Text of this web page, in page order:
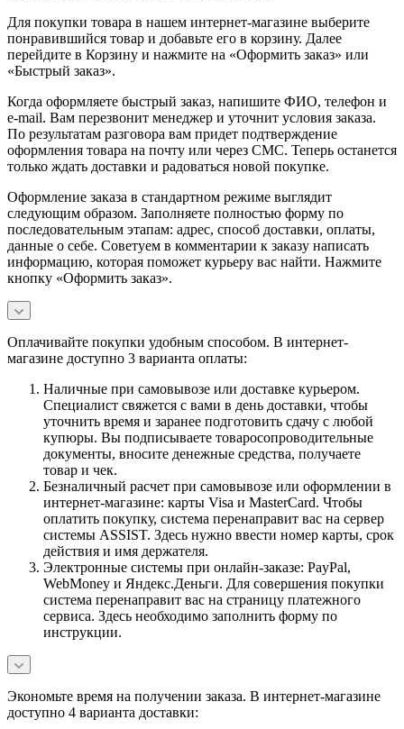
Для покупки товара в нашем интернет-магазине выберите
понравившийся товар и добавьте его в корзину. Далее
перейдите в Корзину и нажмите на «Оформить заказ» или
«Быстрый заказ».
Когда оформляете быстрый заказ, напишите ФИО, телефон и
e-mail. Вам перезвонит менеджер и уточнит условия заказа.
По результатам разговора вам придет подтверждение
оформления товара на почту или через СМС. Теперь останется
только ждать доставки и радоваться новой покупке.
Оформление заказа в стандартном режиме выглядит
следующим образом. Заполняете полностью форму по
последовательным этапам: адрес, способ доставки, оплаты,
данные о себе. Советуем в комментарии к заказу написать
информацию, которая поможет курьеру вас найти. Нажмите
кнопку «Оформить заказ».
Оплачивайте покупки удобным способом. В интернет-
магазине доступно 3 варианта оплаты:
Наличные при самовывозе или доставке курьером.
Специалист свяжется с вами в день доставки, чтобы
уточнить время и заранее подготовить сдачу с любой
купюры. Вы подписываете товаросопроводительные
документы, вносите денежные средства, получаете
товар и чек.
Безналичный расчет при самовывозе или оформлении в
интернет-магазине: карты Visa и MasterCard. Чтобы
оплатить покупку, система перенаправит вас на сервер
системы ASSIST. Здесь нужно ввести номер карты, срок
действия и имя держателя.
Электронные системы при онлайн-заказе: PayPal,
WebMoney и Яндекс.Деньги. Для совершения покупки
система перенаправит вас на страницу платежного
сервиса. Здесь необходимо заполнить форму по
инструкции.
Экономьте время на получении заказа. В интернет-магазине
доступно 4 варианта доставки: